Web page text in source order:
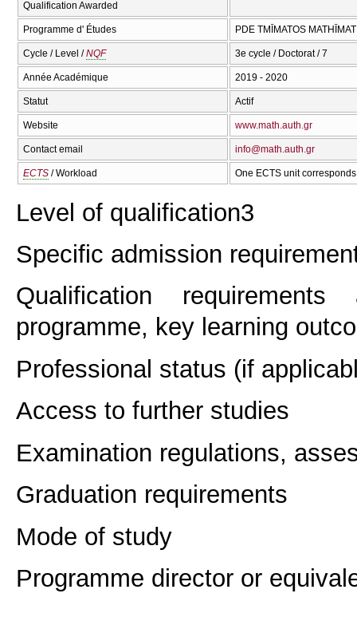
Qualification Awarded
Programme d' Études PDE TMĪMATOS
Cycle / Level /NQF 3e cycle / Doctorat / 7
Année Académique 2019 - 2020
Statut Actif
Website www.math.auth.gr
Contact email info@math.auth.gr
ECTS / Workload One ECTS unit
Level of qualification3
Specific admission
Qualification
programme, key learning
Professional status (if
Access to further studies
Examination regulations,
Graduation requirements
Mode of study
Programme director or